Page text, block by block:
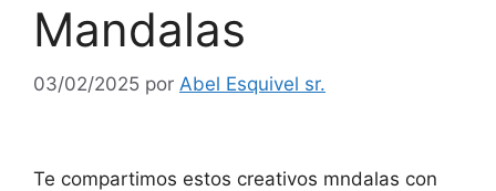
Mandalas
03/02/2025 por Abel Esquivel sr.
Te compartimos estos creativos mndalas con